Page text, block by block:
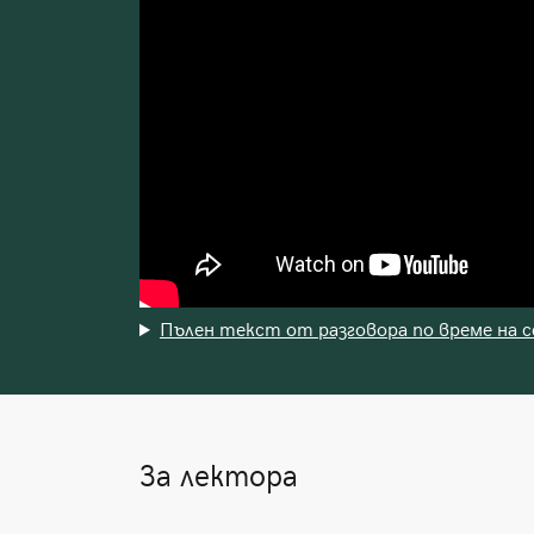
Пълен текст от разговора по време на
За лектора